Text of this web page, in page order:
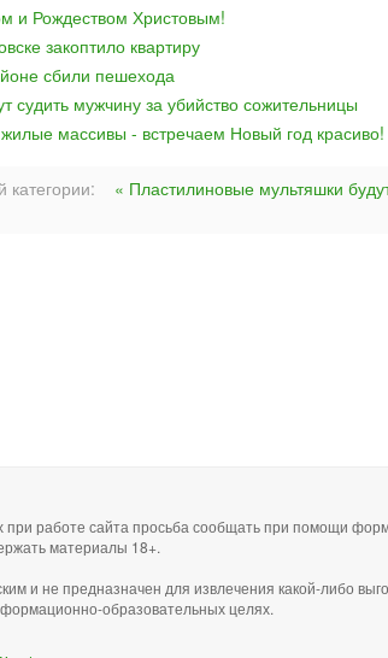
и Рождеством Христовым!
закоптило квартиру
сбили пешехода
судить мужчину за убийство сожительницы
массивы - встречаем Новый год красиво!
категории: « Пластилиновые мультяшки
при работе сайта просьба сообщать при помощи
материалы 18+.
и не предназначен для извлечения какой-либо
образовательных целях.